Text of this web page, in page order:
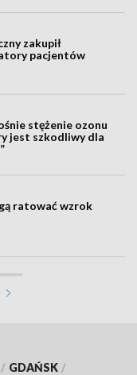
zakupił
pacjentów
stężenie ozonu
jest szkodliwy dla
ratować wzrok
/ GDAŃSK /